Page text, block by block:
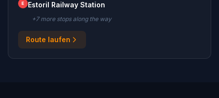
E Estoril Railway Station
+7more stopsalong the way
Route laufen